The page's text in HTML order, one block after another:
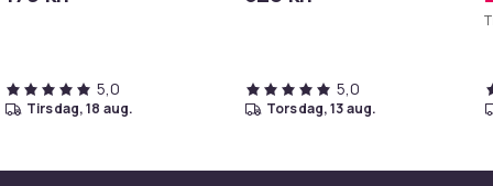
5,0
tirsdag, 18 aug.
5,0
torsdag, 13 aug.